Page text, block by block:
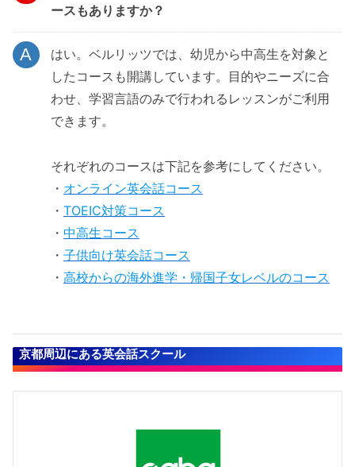
ースもありますか？
はい。ベルリッツでは、幼児から中高生を対象と
したコースも開講しています。目的やニーズに合
わせ、学習言語のみで行われるレッスンがご利用
できます。
それぞれのコースは下記を参考にしてください。
・ オンライン英会話コース
・ TOEIC対策コース
・ 中高生コース
・ 子供向け英会話コース
・ 高校からの海外進学・帰国子女レベルのコース
京都周辺にある英会話スクール